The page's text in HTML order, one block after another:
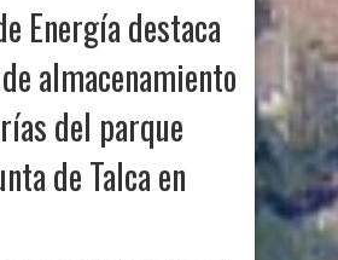
Energía destaca
almacenamiento
del parque
de Talca en